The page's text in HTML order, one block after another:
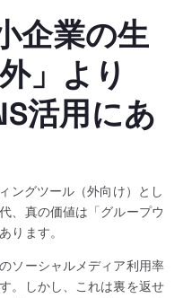
企業の生
」より
活用にあ
ングツール（外向け）とし
、真の価値は「グループウ
ります。
ソーシャルメディア利用率
。しかし、これは裏を返せ